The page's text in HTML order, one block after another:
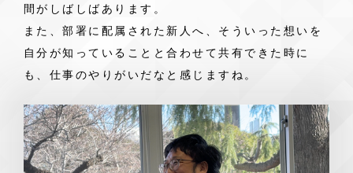
間がしばしばあります。
また、部署に配属された新人へ、そういった想いを
自分が知っていることと合わせて共有できた時に
も、仕事のやりがいだなと感じますね。